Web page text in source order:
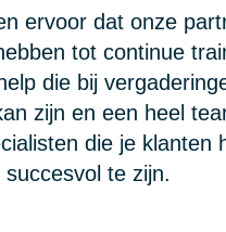
ervoor dat onze
tot continue
die bij
zijn en een heel
die je klanten
succesvol te zijn.